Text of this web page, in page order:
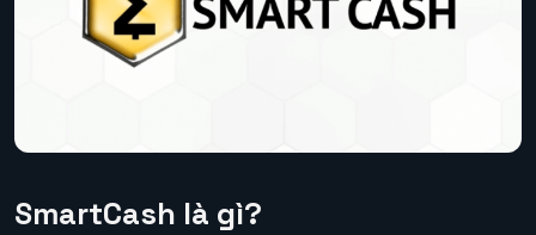
SmartCash là gì?